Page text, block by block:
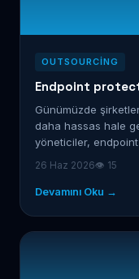
OUTSOURCING
Endpoint
Günümüzde
daha hassas hale
yöneticiler,
26 Haz 2026👁 15
Devamını Oku →